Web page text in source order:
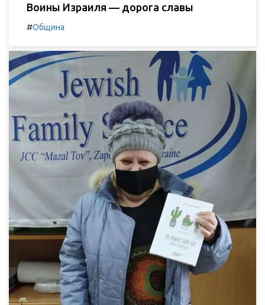
Воины Израиля — дорога славы
#Община